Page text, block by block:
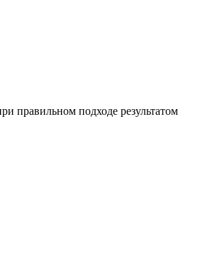
правильном подходе результатом